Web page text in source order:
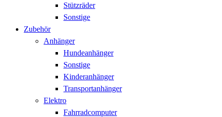
Stützräder
Sonstige
Zubehör
Anhänger
Hundeanhänger
Sonstige
Kinderanhänger
Transportanhänger
Elektro
Fahrradcomputer